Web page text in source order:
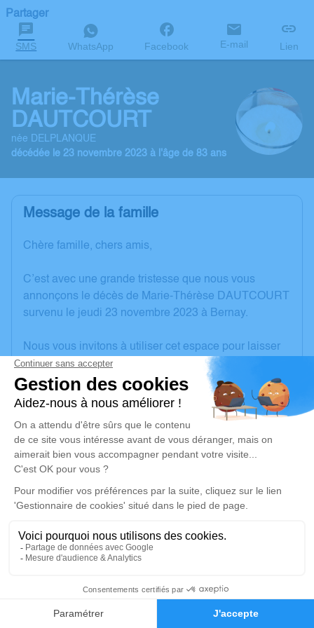
Faire-part Hommages
Partager
SMS WhatsApp Facebook E-mail Lien
Marie-Thérèse
DAUTCOURT
née DELPLANQUE
décédée le 23 novembre 2023 à l'âge de 83 ans
Message de la famille
Chère famille, chers amis,
C’est avec une grande tristesse que nous vous
annonçons le décès de Marie-Thérèse DAUTCOURT
survenu le jeudi 23 novembre 2023 à Bernay.
Nous vous invitons à utiliser cet espace pour laisser
vos condoléances, partager des photos souvenirs,
une anecdote ou exprimer vos pensées à travers des
poèmes ou des textes. Cet endroit est un lieu
d'expression dédié à honorer la mémoire de Marie-
Thérèse DAUTCOURT.
Un service de plantation d’arbre hommage est
disponible ici.
Je rends hommage
Cérémonie religieuse
Église Notre Dame de Le Noyer-en-Ouche